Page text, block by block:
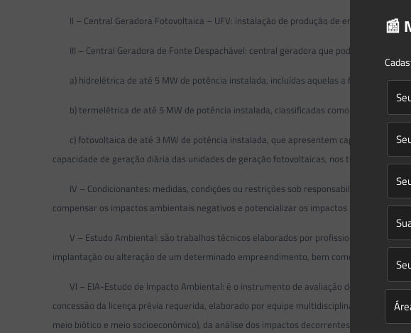
II – Central Geradora Fotovoltaica – UFV: instalação de produção de energia
III – Central Geradora de Fonte Despachável: central geradora que pode ser
a) hidrelétrica de até 5 MW de potência instalada, incluídas aquelas a fio d’água que
b) termelétrica de até 5 MW de potência instalada, classificadas como cogeração
c) fotovoltaica de até 3 MW de potência instalada, que apresentem capacidade de
capacidade de geração diária das unidades de geração fotovoltaicas, nos termos do art.
IV – Condicionantes: medidas, condições ou restrições sob responsabilidade do
compensar os impactos ambientais negativos e potencializar os impactos positivos
V – Estudo Ambiental: são trabalhos técnicos elaborados por profissionais
implantação ou alteração de um determinado empreendimento, bem como o
VI – EIA-Estudo de Impacto Ambiental: é o instrumento de avaliação dos impactos
concessão da licença prévia requerida, elaborado por equipe multidisciplinar e
meio biótico e meio socioeconômico), da análise dos impactos decorrentes da
📰